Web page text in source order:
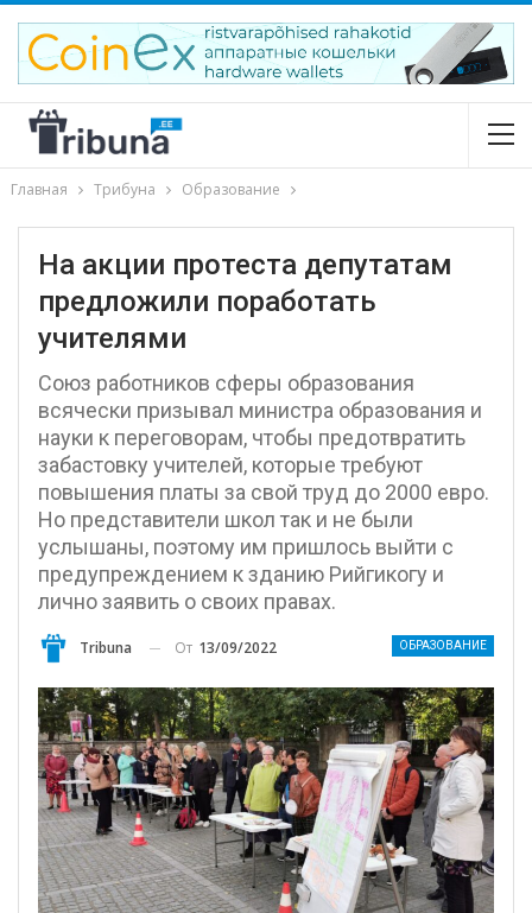
Главная Трибуна Образование
На акции протеста депутатам
предложили поработать
учителями
Союз работников сферы образования
всячески призывал министра образования и
науки к переговорам, чтобы предотвратить
забастовку учителей, которые требуют
повышения платы за свой труд до 2000 евро.
Но представители школ так и не были
услышаны, поэтому им пришлось выйти с
предупреждением к зданию Рийгикогу и
лично заявить о своих правах.
ОБРАЗОВАНИЕ
Tribuna От 13/09/2022